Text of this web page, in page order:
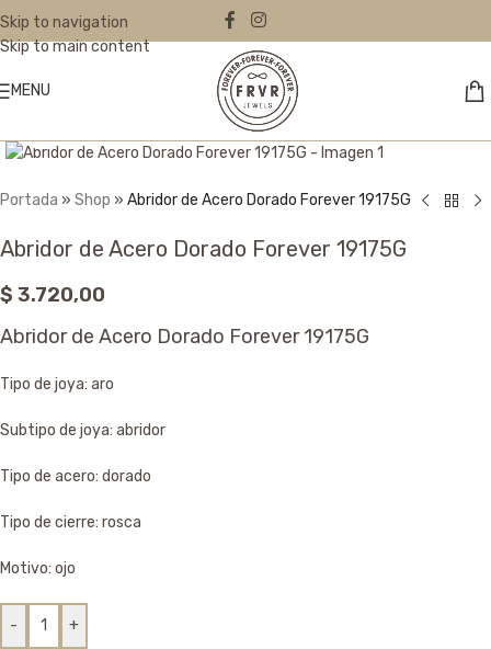
Skip to navigation
Skip to main content
MENU
Portada » Shop » Abridor de Acero Dorado Forever 19175G
Abridor de Acero Dorado Forever 19175G
$ 3.720,00
Abridor de Acero Dorado Forever 19175G
Tipo de joya: aro
Subtipo de joya: abridor
Tipo de acero: dorado
Tipo de cierre: rosca
Motivo: ojo
- +